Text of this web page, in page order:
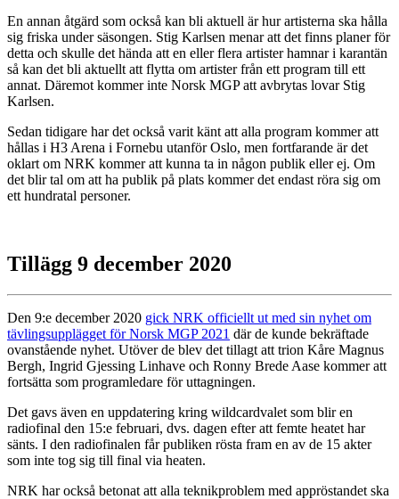
En annan åtgärd som också kan bli aktuell är hur artisterna ska hålla
sig friska under säsongen. Stig Karlsen menar att det finns planer för
detta och skulle det hända att en eller flera artister hamnar i karantän
så kan det bli aktuellt att flytta om artister från ett program till ett
annat. Däremot kommer inte Norsk MGP att avbrytas lovar Stig
Karlsen.
Sedan tidigare har det också varit känt att alla program kommer att
hållas i H3 Arena i Fornebu utanför Oslo, men fortfarande är det
oklart om NRK kommer att kunna ta in någon publik eller ej. Om
det blir tal om att ha publik på plats kommer det endast röra sig om
ett hundratal personer.
Tillägg 9 december 2020
Den 9:e december 2020 gick NRK officiellt ut med sin nyhet om
tävlingsupplägget för Norsk MGP 2021 där de kunde bekräftade
ovanstående nyhet. Utöver de blev det tillagt att trion Kåre Magnus
Bergh, Ingrid Gjessing Linhave och Ronny Brede Aase kommer att
fortsätta som programledare för uttagningen.
Det gavs även en uppdatering kring wildcardvalet som blir en
radiofinal den 15:e februari, dvs. dagen efter att femte heatet har
sänts. I den radiofinalen får publiken rösta fram en av de 15 akter
som inte tog sig till final via heaten.
NRK har också betonat att alla teknikproblem med appröstandet ska